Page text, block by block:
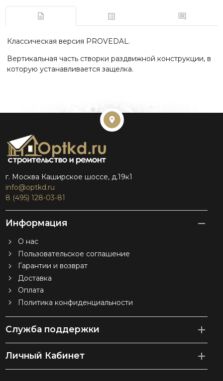
Классическая версия PROVEDAL.
Вертикальная часть створки раздвижной конструкции, в
которую устанавливается защелка.
г. Москва Каширское шоссе, д.19к1
info@optkd.ru
8 (495) 128-03-81
Информация
О нас
Пользовательское соглашение
Гарантии и возврат
Доставка
Оплата
Политика конфиденциальности
Служба поддержки
Личный Кабинет